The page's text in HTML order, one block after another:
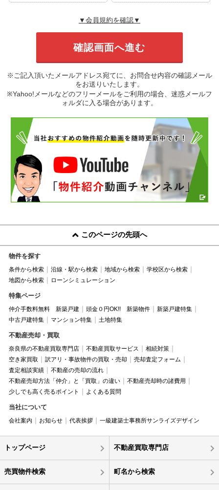
▼会員規約を確認▼
※ご記入頂いたメールアドレス宛てに、お問合せ内容の確認メール
をお送りいたします。
※Yahoo!メールなどのフリーメールをご利用の場合、迷惑メールフ
ォルダに入る場合があります。
このページの先頭へ
物件を探す
条件から検索 沿線・駅から検索 地域から検索
学校区から検索
地図から検索
ローンシミュレーション
特集ページ
仲介手数料無料 新築戸建 頭金０円OK!! 新築物件
新築戸建特集
中古戸建特集
マンション特集 土地特集
不動産売却・買取
奈良県の不動産買取専門店 不動産買取サービス
相続対策
空き家買取
訳アリ・事故物件の買取・売却
売却査定フォーム
査定相談実績
不動産の売却の流れ
不動産売却方法「仲介」と「買取」の違い
不動産売却時の諸費用
少しでも高く売るポイント
よくある質問
当社について
会社案内 お知らせ 代表挨拶 一級建築士事務所サンライズデザイン
トップページ 不動産買取専門店
売買物件検索 町名から検索